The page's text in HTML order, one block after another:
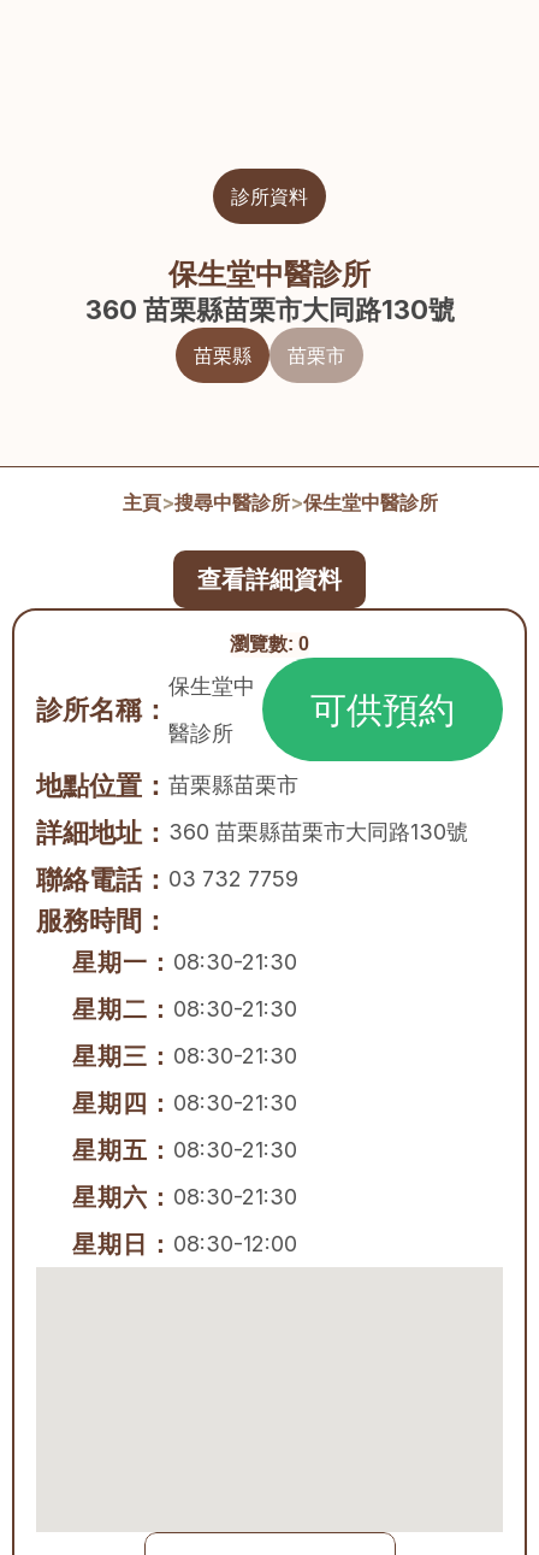
診所資料
保生堂中醫診所
360 苗栗縣苗栗市大同路130號
苗栗縣 苗栗市
主頁>搜尋中醫診所>保生堂中醫診所
瀏覽數: 0
診所名稱：
保生堂中
醫診所
可供預約
地點位置： 苗栗縣苗栗市
詳細地址： 360 苗栗縣苗栗市大同路130號
聯絡電話： 03 732 7759
服務時間：
星期一： 08:30-21:30
星期二： 08:30-21:30
星期三： 08:30-21:30
星期四： 08:30-21:30
星期五： 08:30-21:30
星期六： 08:30-21:30
星期日： 08:30-12:00
查看詳細資料